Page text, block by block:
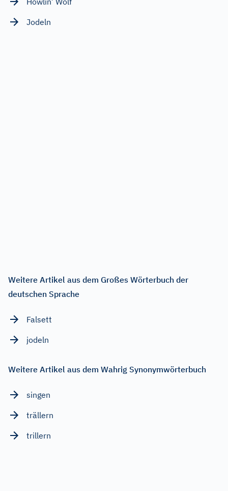
Jodeln
Weitere Artikel aus dem Großes Wörterbuch der
deutschen Sprache
Falsett
jodeln
Weitere Artikel aus dem Wahrig Synonymwörterbuch
singen
trällern
trillern